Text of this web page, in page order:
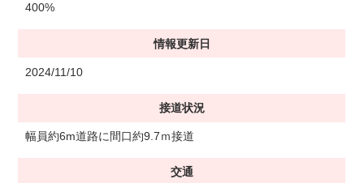
400%
情報更新日
2024/11/10
接道状況
幅員約6m道路に間口約9.7ｍ接道
交通